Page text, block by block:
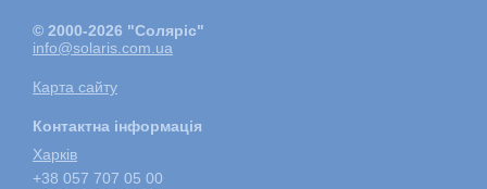
© 2000-2026 "Соляріс"
info@solaris.com.ua
Карта сайту
Контактна інформація
Харкiв
+38 057 707 05 00